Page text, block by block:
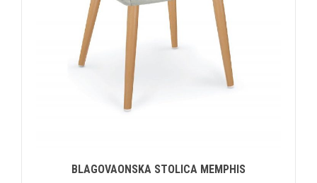
BLAGOVAONSKA STOLICA MEMPHIS